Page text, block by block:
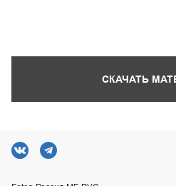
СКАЧАТЬ